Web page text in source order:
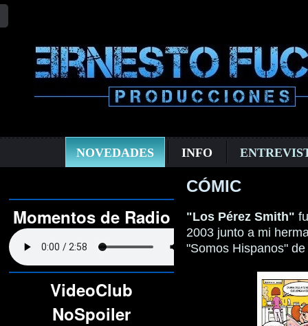
NOVEDADES INFO
Momentos de Radio
VideoClub
NoSpoiler
CÓMIC
"Los Pérez Smith"
2003 junto a mi
"Somos Hispanos"